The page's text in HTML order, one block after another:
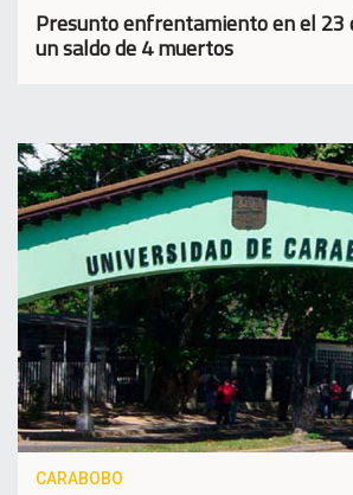
Presunto enfrentamiento en el 23
un saldo de 4 muertos
CARABOBO